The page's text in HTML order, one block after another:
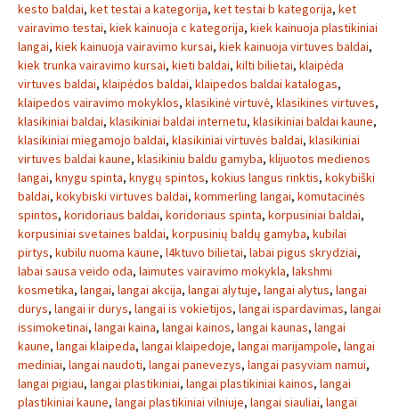
kesto baldai, ket testai a kategorija, ket testai b kategorija, ket
vairavimo testai, kiek kainuoja c kategorija, kiek kainuoja plastikiniai
langai, kiek kainuoja vairavimo kursai, kiek kainuoja virtuves baldai,
kiek trunka vairavimo kursai, kieti baldai, kilti bilietai, klaipėda
virtuves baldai, klaipėdos baldai, klaipedos baldai katalogas,
klaipedos vairavimo mokyklos, klasikinė virtuvė, klasikines virtuves,
klasikiniai baldai, klasikiniai baldai internetu, klasikiniai baldai kaune,
klasikiniai miegamojo baldai, klasikiniai virtuvės baldai, klasikiniai
virtuves baldai kaune, klasikiniu baldu gamyba, klijuotos medienos
langai, knygu spinta, knygų spintos, kokius langus rinktis, kokybiški
baldai, kokybiski virtuves baldai, kommerling langai, komutacinės
spintos, koridoriaus baldai, koridoriaus spinta, korpusiniai baldai,
korpusiniai svetaines baldai, korpusinių baldų gamyba, kubilai
pirtys, kubilu nuoma kaune, l4ktuvo bilietai, labai pigus skrydziai,
labai sausa veido oda, laimutes vairavimo mokykla, lakshmi
kosmetika, langai, langai akcija, langai alytuje, langai alytus, langai
durys, langai ir durys, langai is vokietijos, langai ispardavimas, langai
issimoketinai, langai kaina, langai kainos, langai kaunas, langai
kaune, langai klaipeda, langai klaipedoje, langai marijampole, langai
mediniai, langai naudoti, langai panevezys, langai pasyviam namui,
langai pigiau, langai plastikiniai, langai plastikiniai kainos, langai
plastikiniai kaune, langai plastikiniai vilniuje, langai siauliai, langai